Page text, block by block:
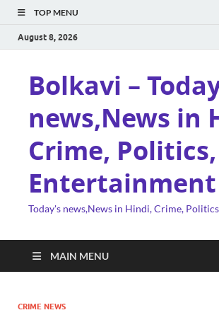
TOP MENU
August 8, 2026
Bolkavi –
news,News in
Crime, Politics,
Entertainment
Today's news,News in Hindi, Crime,
MAIN MENU
CRIME NEWS